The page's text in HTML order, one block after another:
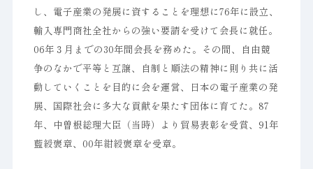
し、電子産業の発展に資することを理想に76年に設立、
輸入専門商社全社からの強い要請を受けて会長に就任。
06年３月までの30年間会長を務めた。その間、自由競
争のなかで平等と互譲、自制と順法の精神に則り共に活
動していくことを目的に会を運営、日本の電子産業の発
展、国際社会に多大な貢献を果たす団体に育てた。87
年、中曽根総理大臣（当時）より貿易表彰を受賞、91年
藍綬褒章、00年紺綬褒章を受章。